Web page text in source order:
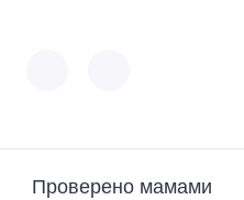
Проверено мамами